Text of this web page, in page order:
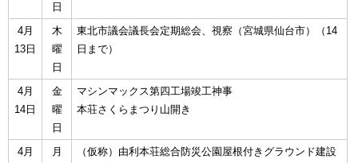
日
4月
13日
木
曜
日
東北市議会議長会定期総会、視察（宮城県仙台市）（14
日まで）
4月
14日
金
曜
日
マシンマックス第四工場竣工神事
本荘さくらまつり山開き
4月
月
（仮称）由利本荘総合防災公園屋根付きグラウンド建設